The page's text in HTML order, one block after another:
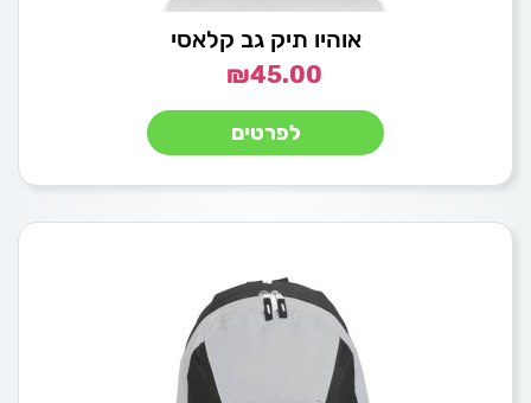
אוהיו תיק גב קלאסי
₪45.00
לפרטים